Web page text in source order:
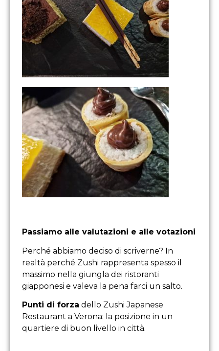
Passiamo alle valutazioni e alle votazioni
Perché abbiamo deciso di scriverne? In
realtà perché Zushi rappresenta spesso il
massimo nella giungla dei ristoranti
giapponesi e valeva la pena farci un salto.
Punti di forza dello Zushi Japanese
Restaurant a Verona: la posizione in un
quartiere di buon livello in città.